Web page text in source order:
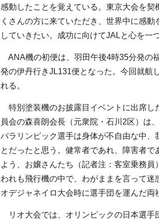
感動したことを覚えている。東京大会を
くさんの方に来ていただき、世界中に感
していきたい。成功に向けてJALと心を一
ANA機の初便は、羽田午後4時35分発の
発の伊丹行きJL131便となった。今回就航
れる。
特別塗装機のお披露目イベントに出席し
員会の森喜朗会長（元衆院・石川2区）は
パラリンピック選手は身体が不自由な中
とだったと思う。健常者であれ、障害者
よう、お嬢さんたち（記者注：客室乗務
われも飛行機の中で、わがままを言って
オデジャネイロ大会時に選手団を運んだ両
リオ大会では、オリンピックの日本選手